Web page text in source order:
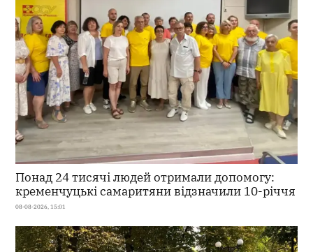
Понад 24 тисячі людей отримали допомогу:
кременчуцькі самаритяни відзначили 10-річчя
08-08-2026, 15:01